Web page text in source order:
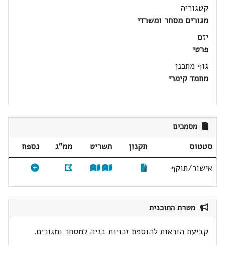
קטגוריה
מגורים מסחר ומשרדי
יזם
פרטי
גוף מתכנן
מחמד קימרי
מסמכים
סטטוס תקנון תשריט ממ"ג
נספח
אישור/תוקף
מטרת התוכנית
קביעת הוראות להוספת זכויות בניה למסחר ומגורים.